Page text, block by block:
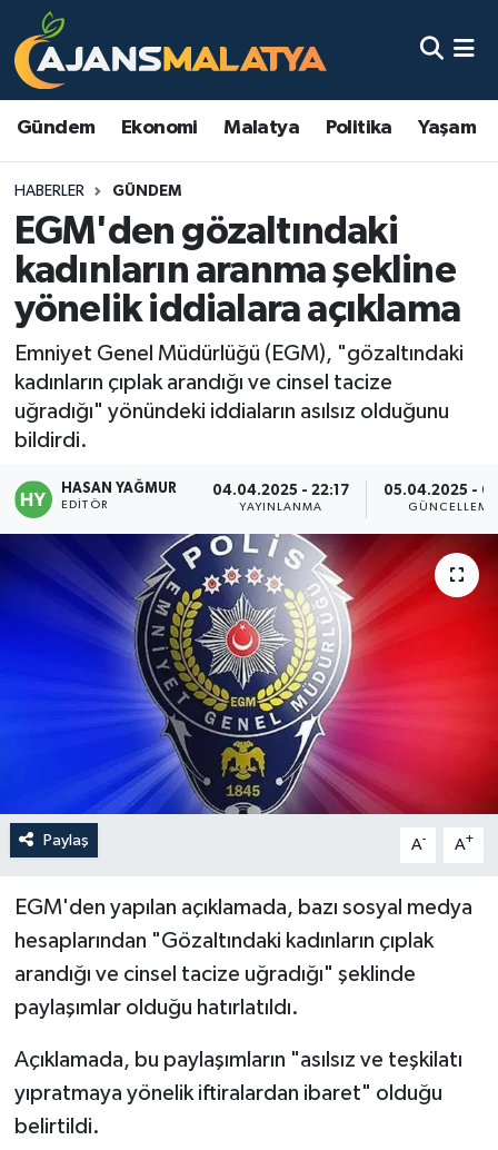
Gündem Ekonomi Malatya Politika Yaşam
HABERLER GÜNDEM
EGM'den gözaltındaki
kadınların aranma şekline
yönelik iddialara açıklama
Emniyet Genel Müdürlüğü (EGM), "gözaltındaki
kadınların çıplak arandığı ve cinsel tacize
uğradığı" yönündeki iddiaların asılsız olduğunu
bildirdi.
HASAN YAĞMUR
EDITÖR
04.04.2025 - 22:17
YAYINLANMA
05.04.2025 -
GÜNCELLEME
Paylaş A- A+
EGM'den yapılan açıklamada, bazı sosyal medya
hesaplarından "Gözaltındaki kadınların çıplak
arandığı ve cinsel tacize uğradığı" şeklinde
paylaşımlar olduğu hatırlatıldı.
Açıklamada, bu paylaşımların "asılsız ve teşkilatı
yıpratmaya yönelik iftiralardan ibaret" olduğu
belirtildi.
Asayiş
Eğitim
Ekonomi
Gündem
Kadın
Kültür & Sanat
Magazin
Politika
Sağlık
Teknoloji
Yaşam
Malatya Nöbetçi Eczaneler
Malatya Namaz Vakitleri
Malatya Trafik Yoğunluk Haritası
TFF 3.Lig 2.Grup Puan Durumu ve Fikstür
Tüm Manşetler
Son Dakika Haberleri
Haber Arşivi